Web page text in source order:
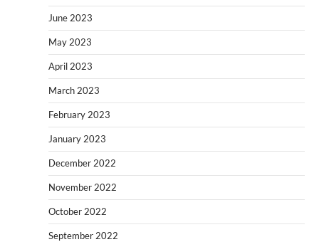
June 2023
May 2023
April 2023
March 2023
February 2023
January 2023
December 2022
November 2022
October 2022
September 2022